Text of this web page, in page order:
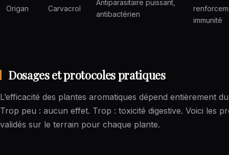
Origan Carvacrol
Antiparasitaire puissant,
antibactérien
immunité
Dosages et protocoles pratiques
L’efficacité des plantes aromatiques dépend entièrement
Trop peu : aucun effet. Trop : toxicité digestive. Voici les
validés sur le terrain pour chaque plante.